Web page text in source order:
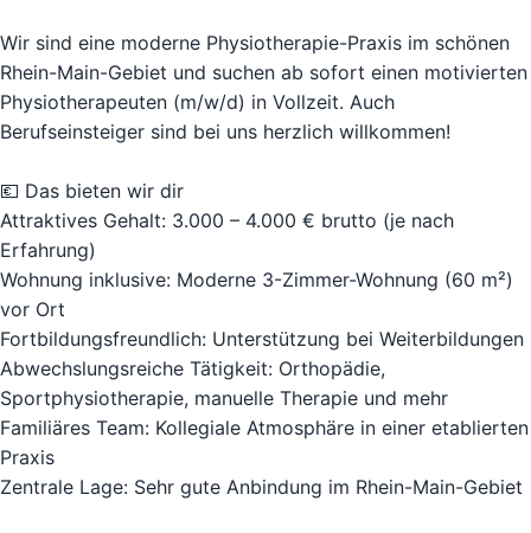
Wir sind eine moderne Physiotherapie-Praxis im schönen
Rhein-Main-Gebiet und suchen ab sofort einen motivierten
Physiotherapeuten (m/w/d) in Vollzeit. Auch
Berufseinsteiger sind bei uns herzlich willkommen!
💶 Das bieten wir dir
Attraktives Gehalt: 3.000 – 4.000 € brutto (je nach
Erfahrung)
Wohnung inklusive: Moderne 3-Zimmer-Wohnung (60 m²)
vor Ort
Fortbildungsfreundlich: Unterstützung bei Weiterbildungen
Abwechslungsreiche Tätigkeit: Orthopädie,
Sportphysiotherapie, manuelle Therapie und mehr
Familiäres Team: Kollegiale Atmosphäre in einer etablierten
Praxis
Zentrale Lage: Sehr gute Anbindung im Rhein-Main-Gebiet